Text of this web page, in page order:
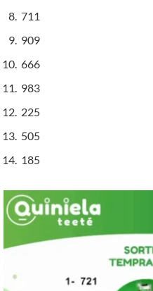
711
909
666
983
225
505
185